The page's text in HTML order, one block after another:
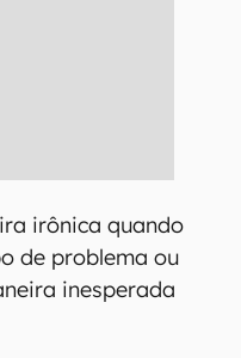
irônica quando
de problema ou
inesperada